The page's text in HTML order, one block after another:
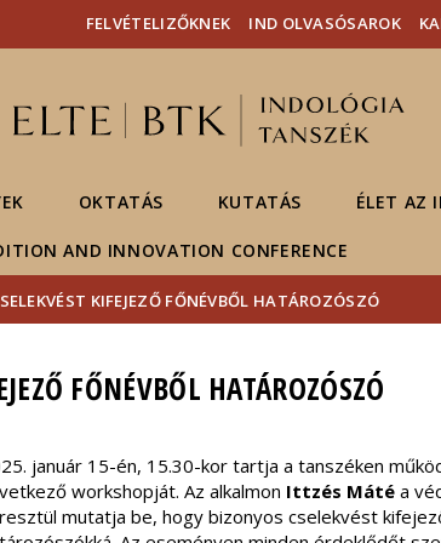
Hírek
Események
ELTE a
FELVÉTELIZŐKNEK IND OLVASÓSAROK
OKTATÁS KUTATÁS ÉLET AZ
AND INNOVATION CONFERENCE
KIFEJEZŐ FŐNÉVBŐL HATÁROZÓSZÓ
FŐNÉVBŐL HATÁROZÓSZÓ
január 15-én, 15.30-kor tartja a tanszéken
workshopját. Az alkalmon Ittzés Mátéa
mutatja be, hogy bizonyos cselekvést